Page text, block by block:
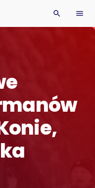
search menu